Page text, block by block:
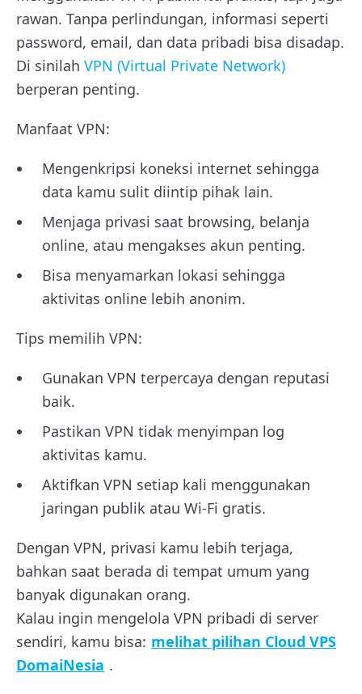
rawan. Tanpa perlindungan, informasi seperti
password, email, dan data pribadi bisa disadap.
Di sinilah VPN (Virtual Private Network)
berperan penting.
Manfaat VPN:
Mengenkripsi koneksi internet sehingga
data kamu sulit diintip pihak lain.
Menjaga privasi saat browsing, belanja
online, atau mengakses akun penting.
Bisa menyamarkan lokasi sehingga
aktivitas online lebih anonim.
Tips memilih VPN:
Gunakan VPN terpercaya dengan reputasi
baik.
Pastikan VPN tidak menyimpan log
aktivitas kamu.
Aktifkan VPN setiap kali menggunakan
jaringan publik atau Wi-Fi gratis.
Dengan VPN, privasi kamu lebih terjaga,
bahkan saat berada di tempat umum yang
banyak digunakan orang.
Kalau ingin mengelola VPN pribadi di server
sendiri, kamu bisa: melihat pilihan Cloud VPS
DomaiNesia .